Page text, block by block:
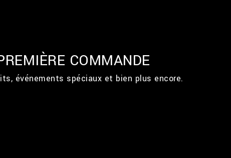
COMMANDE
événements spéciaux et bien plus encore.